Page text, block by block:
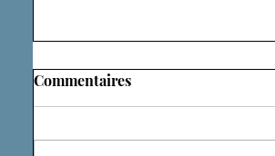
Commentaires